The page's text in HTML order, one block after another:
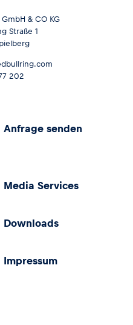
& CO KG
Straße 1
202
Anfrage senden
Media Services
Downloads
Impressum